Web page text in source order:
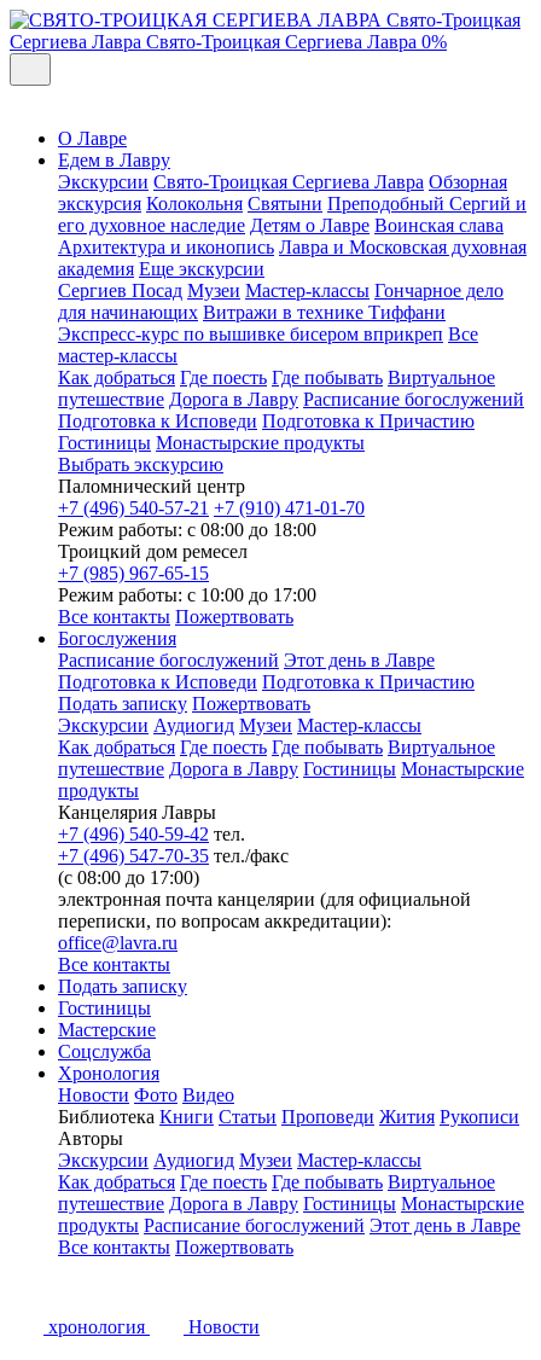
Свято-Троицкая
Сергиева Лавра Свято-Троицкая Сергиева Лавра 0%
О Лавре
Едем в Лавру
Экскурсии Свято-Троицкая Сергиева Лавра Обзорная
экскурсия Колокольня Святыни Преподобный Сергий и
его духовное наследие Детям о Лавре Воинская слава
Архитектура и иконопись Лавра и Московская духовная
академия Еще экскурсии
Сергиев Посад Музеи Мастер-классы Гончарное дело
для начинающих Витражи в технике Тиффани
Экспресс-курс по вышивке бисером вприкреп Все
мастер-классы
Как добраться Где поесть Где побывать Виртуальное
путешествие Дорога в Лавру Расписание богослужений
Подготовка к Исповеди Подготовка к Причастию
Гостиницы Монастырские продукты
Выбрать экскурсию
Паломнический центр
+7 (496) 540-57-21 +7 (910) 471-01-70
Режим работы: с 08:00 до 18:00
Троицкий дом ремесел
+7 (985) 967-65-15
Режим работы: с 10:00 до 17:00
Все контакты Пожертвовать
Богослужения
Расписание богослужений Этот день в Лавре
Подготовка к Исповеди Подготовка к Причастию
Подать записку Пожертвовать
Экскурсии Аудиогид Музеи Мастер-классы
Как добраться Где поесть Где побывать Виртуальное
путешествие Дорога в Лавру Гостиницы Монастырские
продукты
Канцелярия Лавры
+7 (496) 540-59-42 тел.
+7 (496) 547-70-35 тел./факс
(с 08:00 до 17:00)
электронная почта канцелярии (для официальной
переписки, по вопросам аккредитации):
office@lavra.ru
Все контакты
Подать записку
Гостиницы
Мастерские
Соцслужба
Хронология
Новости Фото Видео
Библиотека Книги Статьи Проповеди Жития Рукописи
Авторы
Экскурсии Аудиогид Музеи Мастер-классы
Как добраться Где поесть Где побывать Виртуальное
путешествие Дорога в Лавру Гостиницы Монастырские
продукты Расписание богослужений Этот день в Лавре
Все контакты Пожертвовать
хронология Новости